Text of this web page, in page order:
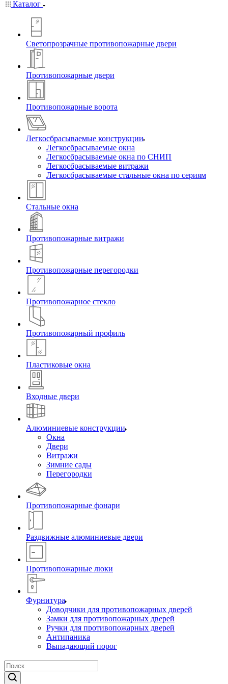
Каталог
Светопрозрачные противопожарные двери
Противопожарные двери
Противопожарные ворота
Легкосбрасываемые конструкции
Легкосбрасываемые окна
Легкосбрасываемые окна по СНИП
Легкосбрасываемые витражи
Легкосбрасываемые стальные окна по сериям
Стальные окна
Противопожарные витражи
Противопожарные перегородки
Противопожарное стекло
Противопожарный профиль
Пластиковые окна
Входные двери
Алюминиевые конструкции
Окна
Двери
Витражи
Зимние сады
Перегородки
Противопожарные фонари
Раздвижные алюминиевые двери
Противопожарные люки
Фурнитура
Доводчики для противопожарных дверей
Замки для противопожарных дверей
Ручки для противопожарных дверей
Антипаника
Выпадающий порог